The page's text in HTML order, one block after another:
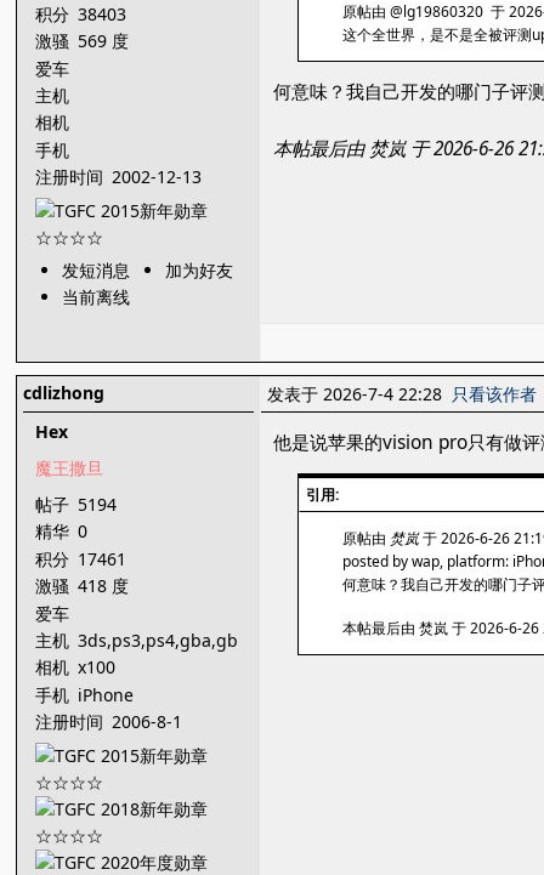
积分 38403
激骚 569 度
爱车
主机
相机
手机
注册时间 2002-12-13
发短消息
加为好友
当前离线
原帖由 @lg19860320 于
这个全世界，是不是全被评测
何意味？我自己开发的哪门子评
本帖最后由 焚岚 于 2026-6-26
cdlizhong
Hex
魔王撒旦
帖子 5194
精华 0
积分 17461
激骚 418 度
爱车
主机 3ds,ps3,ps4,gba,gb
相机 x100
手机 iPhone
注册时间 2006-8-1
发表于 2026-7-4 22:28 只看该作者
他是说苹果的vision pro只有做评
引用:
原帖由 焚岚于 2026-6-26
posted by wap, platform:
何意味？我自己开发的哪门子
本帖最后由 焚岚 于 2026-6-